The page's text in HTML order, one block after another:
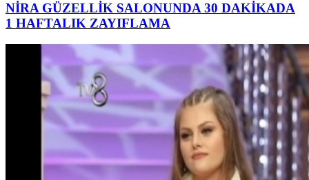
NİRA GÜZELLİK SALONUNDA 30 DAKİKADA
1 HAFTALIK ZAYIFLAMA